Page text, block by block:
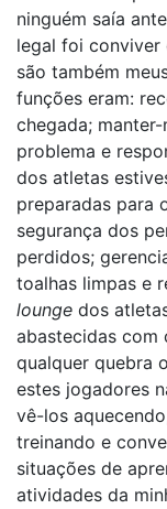
ninguém saía
legal foi
são também
funções eram:
chegada;
problema e
dos atletas
preparadas para
segurança dos
perdidos;
toalhas limpas e
lounge dos
abastecidas com
qualquer quebra
estes jogadores
vê-los
treinando e
situações de
atividades da